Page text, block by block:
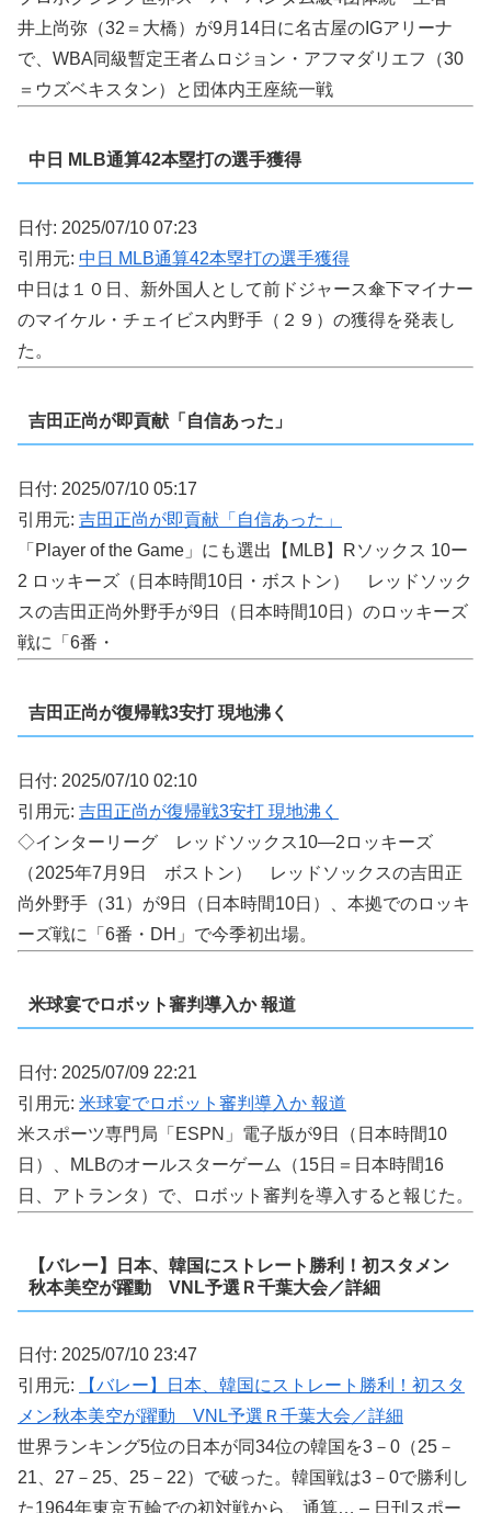
井上尚弥（32＝大橋）が9月14日に名古屋のIGアリーナ
で、WBA同級暫定王者ムロジョン・アフマダリエフ（30
＝ウズベキスタン）と団体内王座統一戦
中日 MLB通算42本塁打の選手獲得
日付: 2025/07/10 07:23
引用元: 中日 MLB通算42本塁打の選手獲得
中日は１０日、新外国人として前ドジャース傘下マイナー
のマイケル・チェイビス内野手（２９）の獲得を発表し
た。
吉田正尚が即貢献「自信あった」
日付: 2025/07/10 05:17
引用元: 吉田正尚が即貢献「自信あった」
「Player of the Game」にも選出【MLB】Rソックス 10ー
2 ロッキーズ（日本時間10日・ボストン） レッドソック
スの吉田正尚外野手が9日（日本時間10日）のロッキーズ
戦に「6番・
吉田正尚が復帰戦3安打 現地沸く
日付: 2025/07/10 02:10
引用元: 吉田正尚が復帰戦3安打 現地沸く
◇インターリーグ レッドソックス10―2ロッキーズ
（2025年7月9日 ボストン） レッドソックスの吉田正
尚外野手（31）が9日（日本時間10日）、本拠でのロッキ
ーズ戦に「6番・DH」で今季初出場。
米球宴でロボット審判導入か 報道
日付: 2025/07/09 22:21
引用元: 米球宴でロボット審判導入か 報道
米スポーツ専門局「ESPN」電子版が9日（日本時間10
日）、MLBのオールスターゲーム（15日＝日本時間16
日、アトランタ）で、ロボット審判を導入すると報じた。
【バレー】日本、韓国にストレート勝利！初スタメン
秋本美空が躍動 VNL予選Ｒ千葉大会／詳細
日付: 2025/07/10 23:47
引用元:
【バレー】日本、韓国にストレート勝利！初スタ
メン秋本美空が躍動 VNL予選Ｒ千葉大会／詳細
世界ランキング5位の日本が同34位の韓国を3－0（25－
21、27－25、25－22）で破った。韓国戦は3－0で勝利し
た1964年東京五輪での初対戦から、通算… – 日刊スポー